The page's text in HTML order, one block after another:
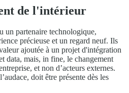
de l'intérieur
un partenaire technologique,
précieuse et un regard neuf. Ils
ajoutée à un projet d'intégration
data, mais, in fine, le changement
et non d’acteurs externes.
doit être présente dès les